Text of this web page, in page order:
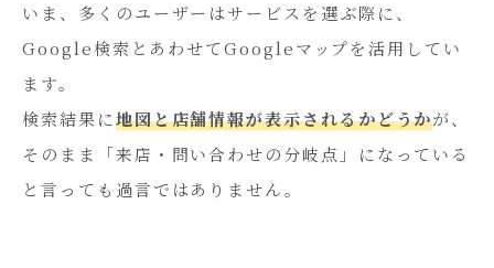
いま、多くのユーザーはサービスを選ぶ際に、
Google検索とあわせてGoogleマップを活用してい
ます。
検索結果に地図と店舗情報が表示されるかどうかが、
そのまま「来店・問い合わせの分岐点」になっている
と言っても過言ではありません。